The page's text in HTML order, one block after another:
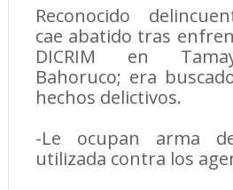
Reconocido
cae abatido tras
DICRIM en
Bahoruco; era
hechos delictivos.
-Le ocupan arma
utilizada contra los